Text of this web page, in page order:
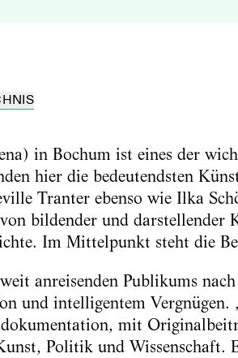
in Bochum ist eines der
hier die bedeutendsten
Tranter ebenso wie Ilka
bildender und darstellender
Im Mittelpunkt steht die
anreisenden Publikums
und intelligentem Vergnügen.
mit
Politik und Wissenschaft.